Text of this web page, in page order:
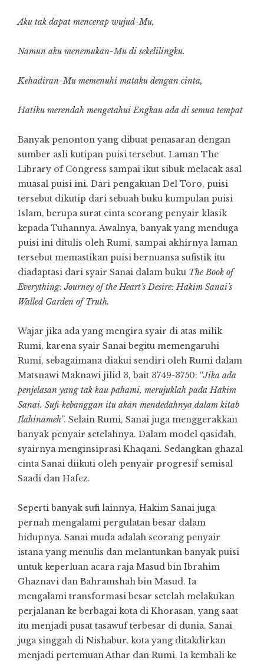
Aku tak dapat mencerap wujud-Mu,
Namun aku menemukan-Mu di sekelilingku.
Kehadiran-Mu memenuhi mataku dengan cinta,
Hatiku merendah mengetahui Engkau ada di semua tempat
Banyak penonton yang dibuat penasaran dengan
sumber asli kutipan puisi tersebut. Laman The
Library of Congress sampai ikut sibuk melacak asal
muasal puisi ini. Dari pengakuan Del Toro, puisi
tersebut dikutip dari sebuah buku kumpulan puisi
Islam, berupa surat cinta seorang penyair klasik
kepada Tuhannya. Awalnya, banyak yang menduga
puisi ini ditulis oleh Rumi, sampai akhirnya laman
tersebut memastikan puisi bernuansa sufistik itu
diadaptasi dari syair Sanai dalam buku The Book of
Everything: Journey of the Heart’s Desire: Hakim Sanai’s
Walled Garden of Truth.
Wajar jika ada yang mengira syair di atas milik
Rumi, karena syair Sanai begitu memengaruhi
Rumi, sebagaimana diakui sendiri oleh Rumi dalam
Matsnawi Maknawi jilid 3, bait 3749-3750: “Jika ada
penjelasan yang tak kau pahami, merujuklah pada Hakim
Sanai. Sufi kebanggan itu akan mendedahnya dalam kitab
Ilahinameh”. Selain Rumi, Sanai juga menggerakkan
banyak penyair setelahnya. Dalam model qasidah,
syairnya menginsiprasi Khaqani. Sedangkan ghazal
cinta Sanai diikuti oleh penyair progresif semisal
Saadi dan Hafez.
Seperti banyak sufi lainnya, Hakim Sanai juga
pernah mengalami pergulatan besar dalam
hidupnya. Sanai muda adalah seorang penyair
istana yang menulis dan melantunkan banyak puisi
untuk keperluan acara raja Masud bin Ibrahim
Ghaznavi dan Bahramshah bin Masud. Ia
mengalami transformasi besar setelah melakukan
perjalanan ke berbagai kota di Khorasan, yang saat
itu menjadi pusat tasawuf terbesar di dunia. Sanai
juga singgah di Nishabur, kota yang ditakdirkan
menjadi pertemuan Athar dan Rumi. Ia kembali ke